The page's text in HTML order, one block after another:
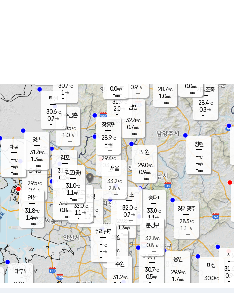
양주
31.9℃
2.0
-mm
과천
29.8℃
1.3m/s
- mm
용인
29.9℃
1.7m/s
경기광주
28.3℃
1.1 m/s
-mm
대부도
27.9
경서동
29.5℃
0.4 m/s
-mm
파주금촌
30.5℃
1.0m/s
-mm
가평조종
28.4℃
0.3m/s
-mm
28.7℃
1.0m/s
-mm
대곶
-℃
-m/s
-mm
창현
-℃
-m/s
-mm
탄현
30.6℃
0.7m/s
-mm
0.0m/s
-mm
마장
30.0℃
의왕
- ℃
m/s
mm
김포
31.3℃
0.2 m/s
mm
설봉
31.6
0.9
- mm
광명
33.5 ℃
1.7 m/s
-mm
부천
32.5℃
0.8m/s
-mm
양촌
31.4℃
1.3m/s
-mm
구로
32.0℃
1.1 m/s
-mm
은평
29.4℃
0.3 m/s
- mm
노원
29.0℃
0.9m/s
-mm
송파*
33.0℃
1.1 m/s
-mm
서초
32.0℃
0.7m/s
-mm
남방
32.4℃
0.7m/s
-mm
기흥구갈
30.7℃
0.5m/s
-
수리산길
-℃
-m/s
-mm
분당구
32.8℃
0.8m/s
-mm
장흥면
28.9℃
-m/s
-mm
0.0m/s
-mm
김포(공)
31.0℃
1.1 m/s
-mm
수원
31.2℃
1.7 m/s
인천
31.8℃
1.4m/s
-mm
서울
33.2℃
2.8m/s
-mm
30.7℃
1 m/s
-mm
0.9m/s
-mm